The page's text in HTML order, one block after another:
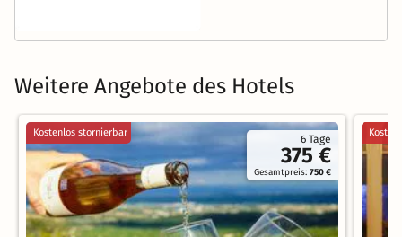
Weitere Angebote des Hotels
6 Tage
375 €
Gesamtpreis:750 €
Kostenlos stornierbar